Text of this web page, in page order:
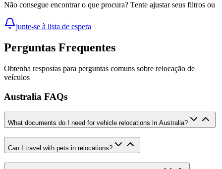
Não consegue encontrar o que procura? Tente ajustar seus filtros ou
junte-se à lista de espera
Perguntas Frequentes
Obtenha respostas para perguntas comuns sobre relocação de
veículos
Australia FAQs
What documents do I need for vehicle relocations in Australia?
Can I travel with pets in relocations?